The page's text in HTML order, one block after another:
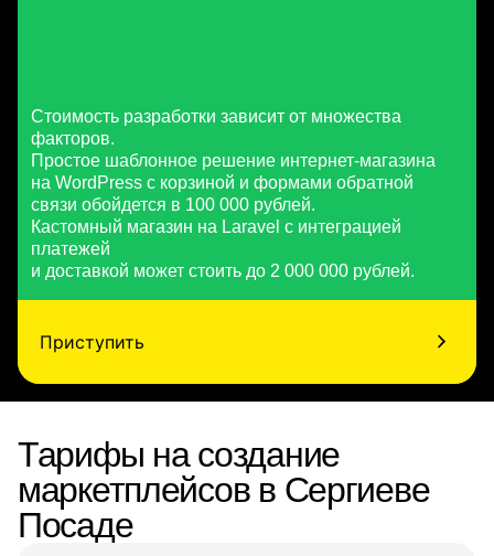
Стоимость разработки зависит от множества
факторов.
Простое шаблонное решение интернет-магазина
на WordPress с корзиной и формами обратной
связи обойдется в 100 000 рублей.
Кастомный магазин на Laravel с интеграцией
платежей
и доставкой может стоить до 2 000 000 рублей.
Приступить
Тарифы на создание
маркетплейсов в Сергиеве
Посаде